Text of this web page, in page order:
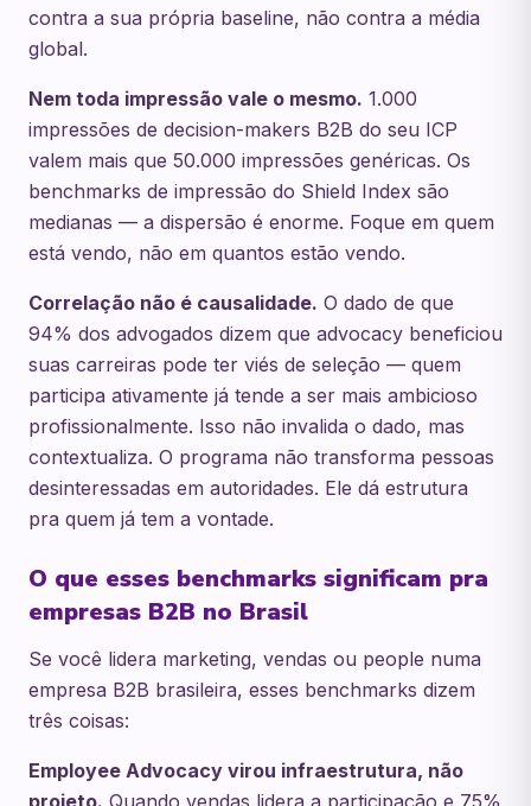
contra a sua própria baseline, não contra a média
global.
Nem toda impressão vale o mesmo. 1.000
impressões de decision-makers B2B do seu ICP
valem mais que 50.000 impressões genéricas. Os
benchmarks de impressão do Shield Index são
medianas — a dispersão é enorme. Foque em quem
está vendo, não em quantos estão vendo.
Correlação não é causalidade. O dado de que
94% dos advogados dizem que advocacy beneficiou
suas carreiras pode ter viés de seleção — quem
participa ativamente já tende a ser mais ambicioso
profissionalmente. Isso não invalida o dado, mas
contextualiza. O programa não transforma pessoas
desinteressadas em autoridades. Ele dá estrutura
pra quem já tem a vontade.
O que esses benchmarks significam pra
empresas B2B no Brasil
Se você lidera marketing, vendas ou people numa
empresa B2B brasileira, esses benchmarks dizem
três coisas:
Employee Advocacy virou infraestrutura, não
projeto. Quando vendas lidera a participação e 75%